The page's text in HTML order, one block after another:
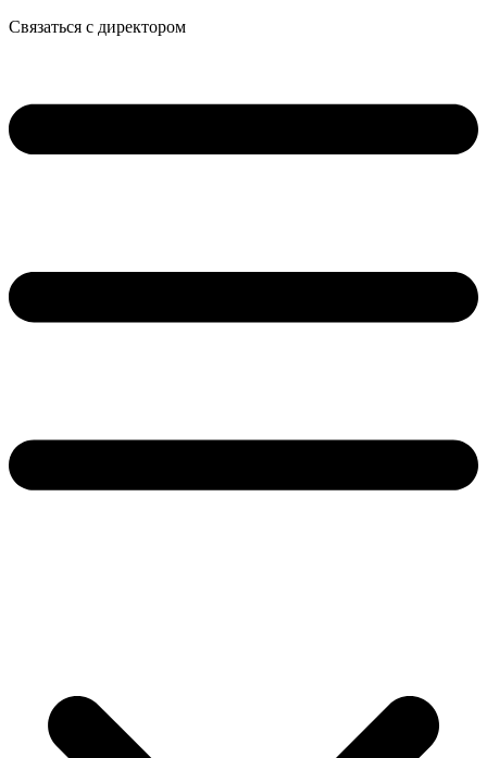
Связаться с директором